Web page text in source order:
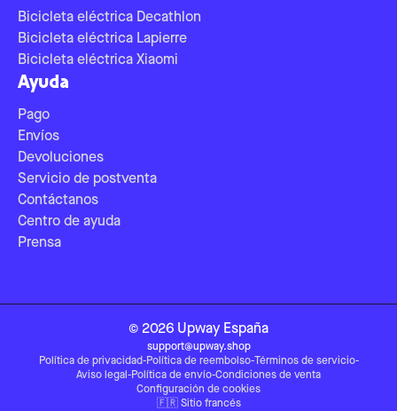
Bicicleta eléctrica Decathlon
Bicicleta eléctrica Lapierre
Bicicleta eléctrica Xiaomi
Ayuda
Pago
Envíos
Devoluciones
Servicio de postventa
Contáctanos
Centro de ayuda
Prensa
© 2026 Upway España
support@upway.shop
Política de privacidad-Política de reembolso-Términos de servicio-
Aviso legal -Política de envío-Condiciones de venta
Configuración de cookies
🇫🇷 Sitio francés